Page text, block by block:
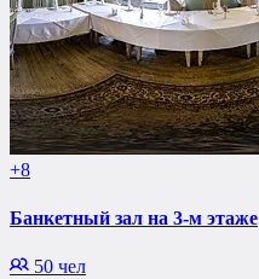
+8
Банкетный зал на 3-м этаже
50 чел